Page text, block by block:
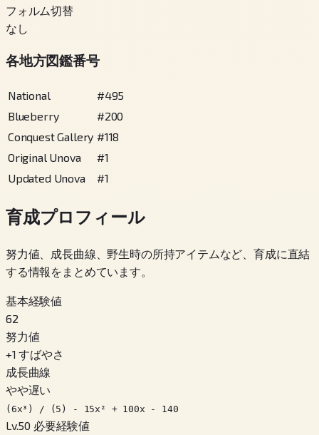
フォルム切替
なし
各地方図鑑番号
National #495
Blueberry
#200
Conquest Gallery #118
Original Unova
#1
Updated Unova
#1
育成プロフィール
努力値、成長曲線、野生時の所持アイテムなど、育成に直結
する情報をまとめています。
基本経験値
62
努力値
+1 すばやさ
成長曲線
やや遅い
(6x³) / (5) - 15x² + 100x - 140
Lv.50 必要経験値